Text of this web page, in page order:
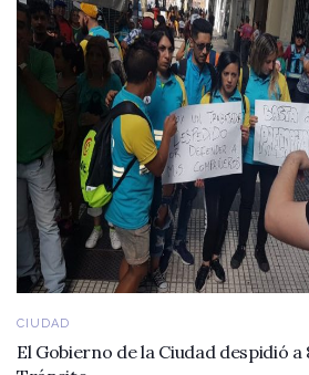
CIUDAD
El Gobierno de la Ciudad despidió a